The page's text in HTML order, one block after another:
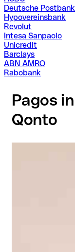
Deutsche Postbank
Hypovereinsbank
Revolut
Intesa Sanpaolo
Unicredit
Barclays
ABN AMRO
Rabobank
Pagos
Qonto